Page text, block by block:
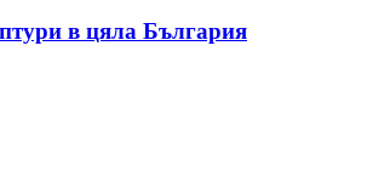
в цяла България